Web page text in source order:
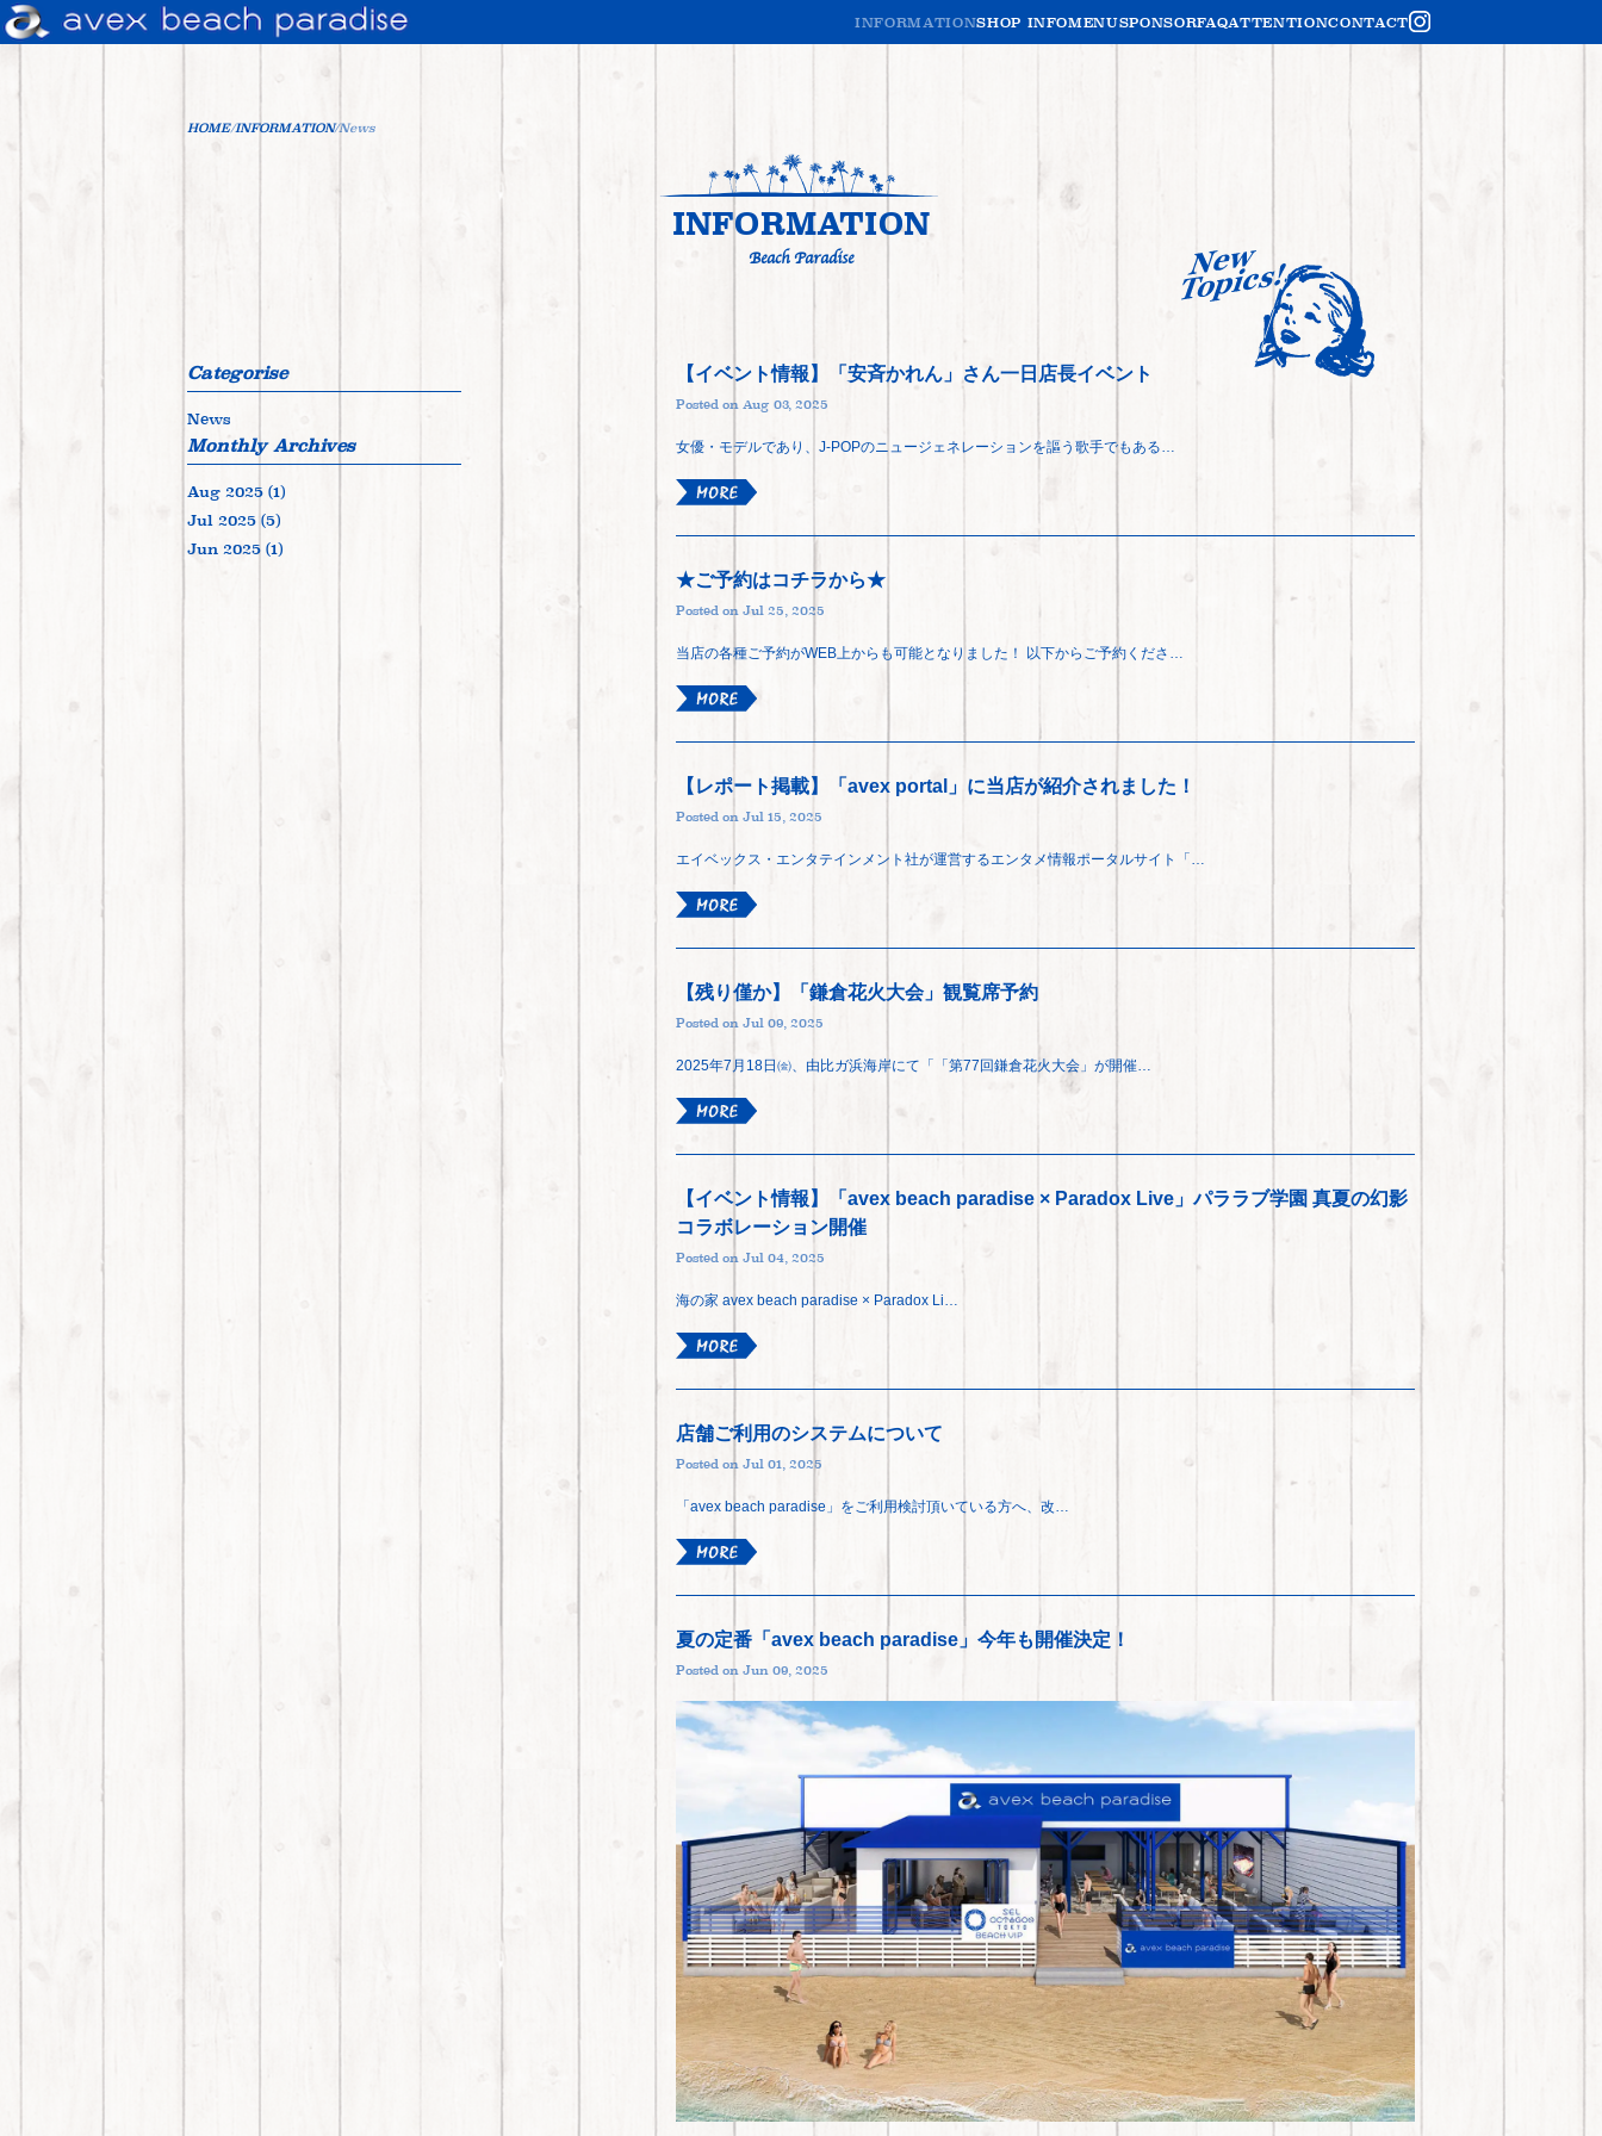
INFORMATIONSHOP INFOMENUSPONSORFAQATTENTIONCONTACT
HOME/INFORMATION/News
INFORMATION
【イベント情報】「安斉かれん」さん一日店長イベント
Posted on Aug 03, 2025
女優・モデルであり、J-POPのニュージェネレーションを謳う歌手でもある…
★ご予約はコチラから★
Posted on Jul 25, 2025
当店の各種ご予約がWEB上からも可能となりました！ 以下からご予約くださ…
【レポート掲載】「avex portal」に当店が紹介されました！
Posted on Jul 15, 2025
エイベックス・エンタテインメント社が運営するエンタメ情報ポータルサイト「…
【残り僅か】「鎌倉花火大会」観覧席予約
Posted on Jul 09, 2025
2025年7月18日㈮、由比ガ浜海岸にて「「第77回鎌倉花火大会」が開催…
【イベント情報】「avex beach paradise × Paradox Live」パララブ学園 真夏の幻影
コラボレーション開催
Posted on Jul 04, 2025
海の家 avex beach paradise × Paradox Li…
店舗ご利用のシステムについて
Posted on Jul 01, 2025
「avex beach paradise」をご利用検討頂いている方へ、改…
夏の定番「avex beach paradise」今年も開催決定！
Posted on Jun 09, 2025
Categorise
News
Monthly Archives
Aug 2025 (1)
Jul 2025 (5)
Jun 2025 (1)